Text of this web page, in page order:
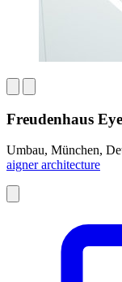
Freudenhaus
Umbau, München,
aigner architecture